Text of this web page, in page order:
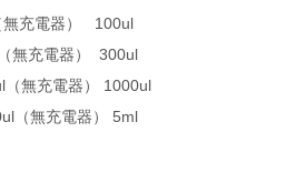
充電器） 100ul
無充電器） 300ul
無充電器） 1000ul
（無充電器） 5ml